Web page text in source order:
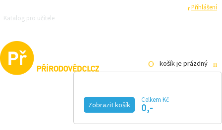
Přihlášení
Katalog pro učitele
košík je prázdný
Zobrazit košík
Celkem Kč
0,-